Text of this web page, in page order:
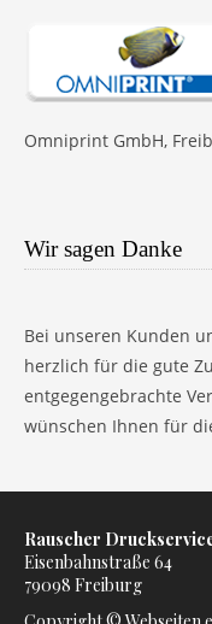
Omniprint GmbH,
Wir sagen Danke
Bei unseren Kunden
herzlich für die gute
entgegengebrachte
wünschen Ihnen für
Rauscher
Eisenbahnstraße 64
79098 Freiburg